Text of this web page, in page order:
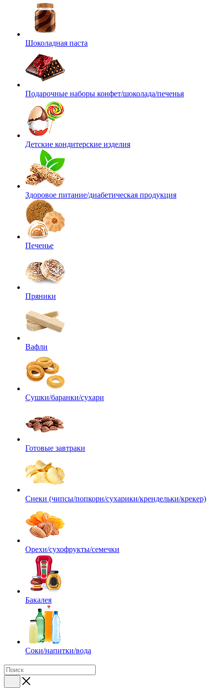
Шоколадная паста
Подарочные наборы конфет/шоколада/печенья
Детские кондитерские изделия
Здоровое питание/диабетическая продукция
Печенье
Пряники
Вафли
Сушки/баранки/сухари
Готовые завтраки
Снеки (чипсы/попкорн/сухарики/крендельки/крекер)
Орехи/сухофрукты/семечки
Бакалея
Соки/напитки/вода